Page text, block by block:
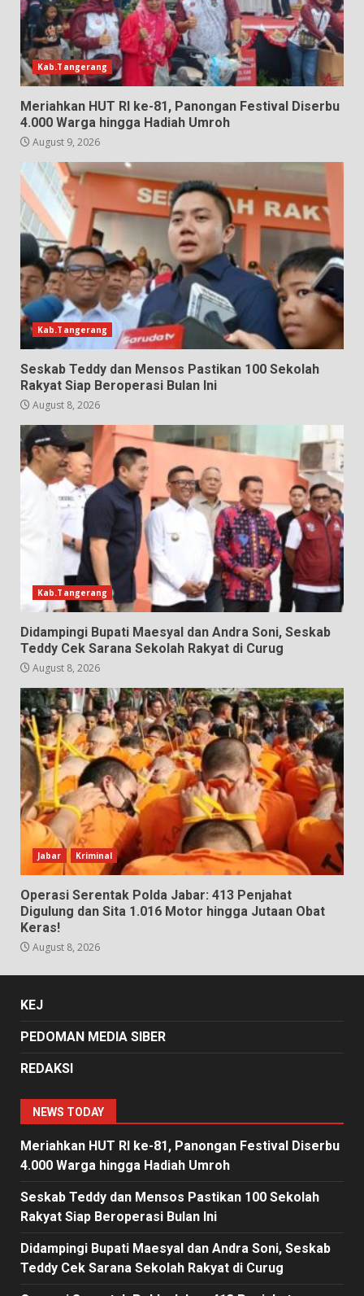
Kab.Tangerang
Meriahkan HUT RI ke-81, Panongan Festival Diserbu
4.000 Warga hingga Hadiah Umroh
August 9, 2026
Kab.Tangerang
Seskab Teddy dan Mensos Pastikan 100 Sekolah
Rakyat Siap Beroperasi Bulan Ini
August 8, 2026
Kab.Tangerang
Didampingi Bupati Maesyal dan Andra Soni, Seskab
Teddy Cek Sarana Sekolah Rakyat di Curug
August 8, 2026
Jabar Kriminal
Operasi Serentak Polda Jabar: 413 Penjahat
Digulung dan Sita 1.016 Motor hingga Jutaan Obat
Keras!
August 8, 2026
KEJ
PEDOMAN MEDIA SIBER
REDAKSI
NEWS TODAY
Meriahkan HUT RI ke-81, Panongan Festival Diserbu
4.000 Warga hingga Hadiah Umroh
Seskab Teddy dan Mensos Pastikan 100 Sekolah
Rakyat Siap Beroperasi Bulan Ini
Didampingi Bupati Maesyal dan Andra Soni, Seskab
Teddy Cek Sarana Sekolah Rakyat di Curug